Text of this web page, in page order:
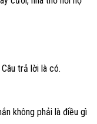
trả lời là có.
không phải là điều gì